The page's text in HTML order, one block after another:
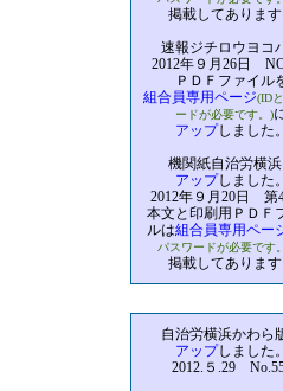
掲載してあります
速報ジチロウヨコ
2012年９月26日
ＰＤＦファイル
組合員専用ページ(ID
ードが必要です。)
アップしました。
機関紙自治労横
アップしました。
2012年９月20日 第
本文と印刷用ＰＤＦ
ルは組合員専用ペー
パスワードが必要です
掲載してあります
自治労横浜かわら
アップしました。
2012.５.29